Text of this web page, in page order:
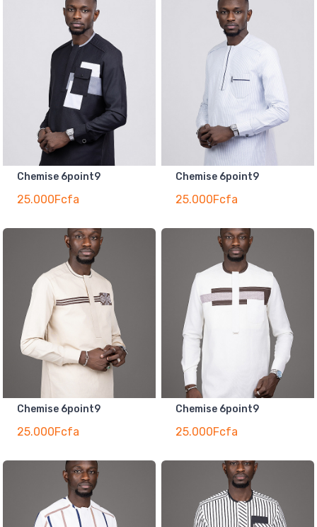
Chemise 6point9
25.000Fcfa
Chemise 6point9
25.000Fcfa
Chemise 6point9
25.000Fcfa
Chemise 6point9
25.000Fcfa